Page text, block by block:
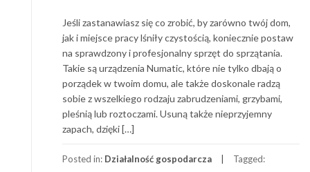
Jeśli zastanawiasz się co zrobić, by zarówno twój dom,
jak i miejsce pracy lśniły czystością, koniecznie postaw
na sprawdzony i profesjonalny sprzęt do sprzątania.
Takie są urządzenia Numatic, które nie tylko dbają o
porządek w twoim domu, ale także doskonale radzą
sobie z wszelkiego rodzaju zabrudzeniami, grzybami,
pleśnią lub roztoczami. Usuną także nieprzyjemny
zapach, dzięki […]
Posted in: Działalność gospodarcza Tagged: